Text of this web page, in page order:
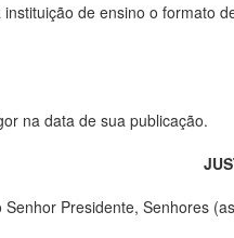
de ensino o formato
na data de sua publicação.
Senhor Presidente, Senhores